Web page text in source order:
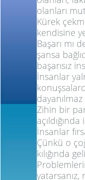
olanları
Kürek
kendisine
Başarı mı
şansa
başarısız
İnsanlar
Zihin bir
İnsanlar
Çünkü o
kılığında